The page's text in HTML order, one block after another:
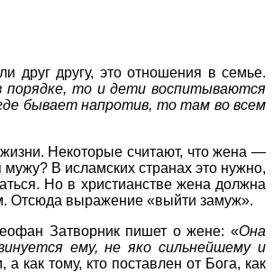
друг другу, это отношения в семье.
порядке, то и дети воспитываются
где бывает напротив, то там во всем
Некоторые считают, что жена —
В исламских странах это нужно,
Но в христианстве жена должна
Отсюда выражение «выйти замуж».
Затворник пишет о жене: «Она
ему, не яко сильнейшему и
как тому, кто поставлен от Бога, как